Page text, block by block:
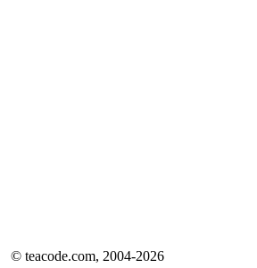
© teacode.com, 2004-2026